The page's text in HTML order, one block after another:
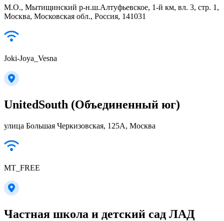
М.О., Мытищинский р-н.ш.Алтуфьевское, 1-й км, вл. 3, стр. 1,
Москва, Московская обл., Россия, 141031
Joki-Joya_Vesna
UnitedSouth (Объединенный юг)
улица Большая Черкизовская, 125А, Москва
MT_FREE
Частная школа и детский сад ЛАД